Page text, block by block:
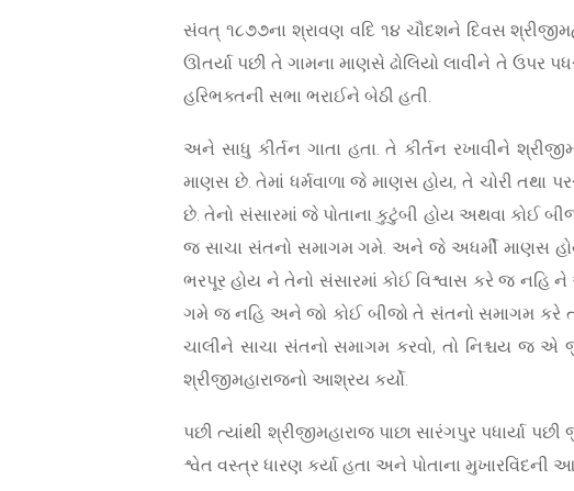
સંવત્ ૧૮૭૭ના શ્રાવણ વદિ ૧૪ ચૌદશને દિવસ
ઊતર્યા પછી તે ગામના માણસે ઢોલિયો લાવીને તે ઉપર
હરિભક્તની સભા ભરાઈને બેઠી હતી.
અને સાધુ કીર્તન ગાતા હતા. તે કીર્તન રખાવીને
માણસ છે. તેમાં ધર્મવાળા જે માણસ હોય, તે ચોરી તથા
છે. તેનો સંસારમાં જે પોતાના કુટુંબી હોય અથવા કોઈ
જ સાચા સંતનો સમાગમ ગમે. અને જે અધર્મી માણસ
ભરપૂર હોય ને તેનો સંસારમાં કોઈ વિશ્વાસ કરે જ
ગમે જ નહિ અને જો કોઈ બીજો તે સંતનો સમાગમ કરે
ચાલીને સાચા સંતનો સમાગમ કરવો, તો નિશ્ચય જ
શ્રીજીમહારાજનો આશ્રય કર્યો.
પછી ત્યાંથી શ્રીજીમહારાજ પાછા સારંગપુર પધાર્યા
શ્વેત વસ્ત્ર ધારણ કર્યા હતા અને પોતાના